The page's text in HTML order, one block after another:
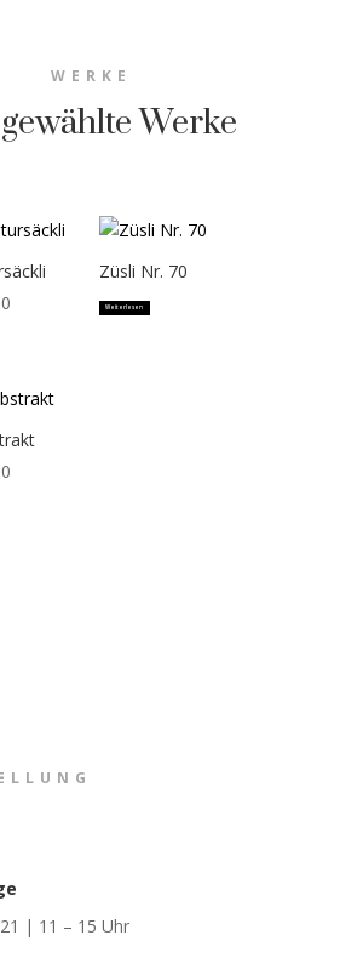
WERKE
Werke
Züsli Nr. 70
Weiterlesen
| 11 – 15 Uhr